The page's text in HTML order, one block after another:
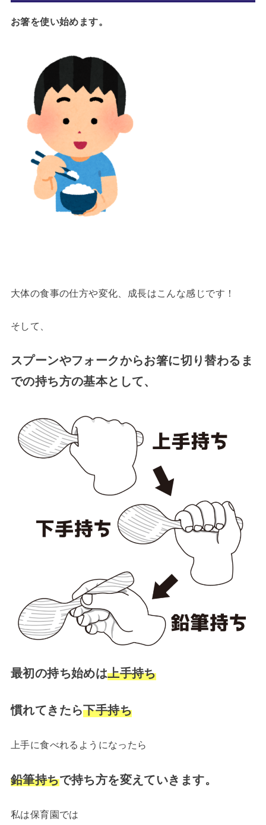
お箸を使い始めます。
大体の食事の仕方や変化、成長はこんな感じです！
そして、
スプーンやフォークからお箸に切り替わるま
での持ち方の基本として、
最初の持ち始めは上手持ち
慣れてきたら下手持ち
上手に食べれるようになったら
鉛筆持ちで持ち方を変えていきます。
私は保育園では